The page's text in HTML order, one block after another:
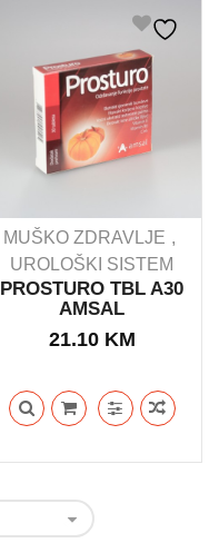
MUŠKO ZDRAVLJE
UROLOŠKI SISTEM
PROSTURO TBL A30
AMSAL
21.10 KM